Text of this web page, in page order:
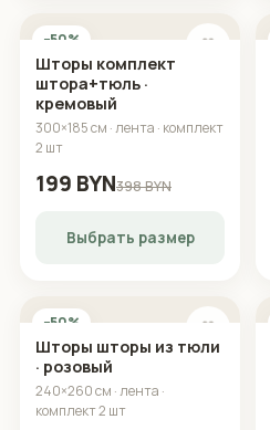
−50% 🤍
Шторы комплект
штора+тюль · мятный
300×185 см · лента · комплект
2 шт